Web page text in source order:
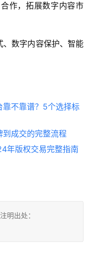
作，拓展数字内容市
、数字内容保护、智能
靠不靠谱？5个选择标
成交的完整流程
年版权交易完整指南
明出处：